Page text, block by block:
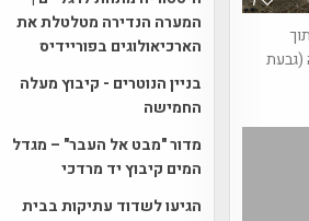
(גבעת
המערה הנדירה מטלטלת את
הארכיאולוגים בפוריידיס
בניין הנוטרים - קיבוץ מעלה
החמישה
מדור "מבט אל העבר" – מגדל
המים קיבוץ יד מרדכי
הגיעו לשדוד עתיקות בבית